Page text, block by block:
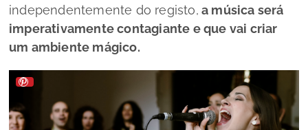
independentemente do registo, a música será
imperativamente contagiante e que vai criar
um ambiente mágico.